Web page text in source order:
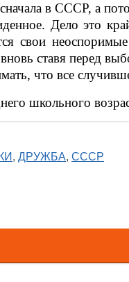
в СССР, а
Дело это
свои
ставя перед
что все
школьного
, ДРУЖБА, СССР